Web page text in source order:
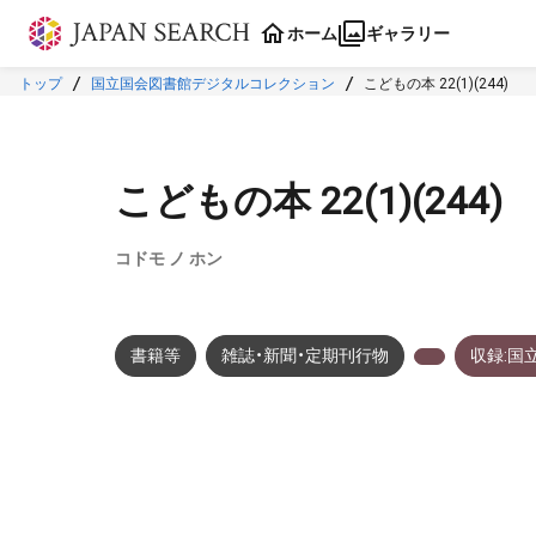
本文に飛ぶ
ホーム ギャラリー
トップ 国立国会図書館デジタルコレクション こどもの本 22(1)(244)
こどもの本 22(1)(244)
コドモ ノ ホン
書籍等 雑誌・新聞・定期刊行物 収録:国